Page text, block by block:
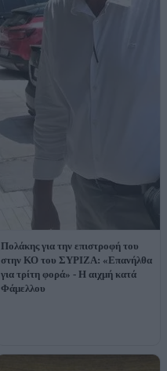
Πολάκης για την επιστροφή του
στην ΚΟ του ΣΥΡΙΖΑ: «Επανήλθα
για τρίτη φορά» - Η αιχμή κατά
Φάμελλου